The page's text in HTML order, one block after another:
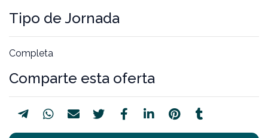
Tipo de Jornada
Completa
Comparte esta oferta